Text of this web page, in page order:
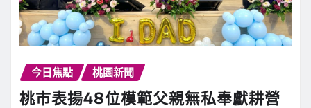
今日焦點 桃園新聞
桃市表揚48位模範父親無私奉獻耕營